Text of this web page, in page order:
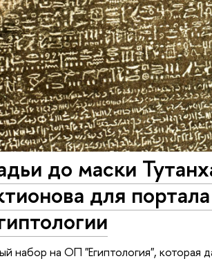
до маски
для
на ОП "Египтология", которая